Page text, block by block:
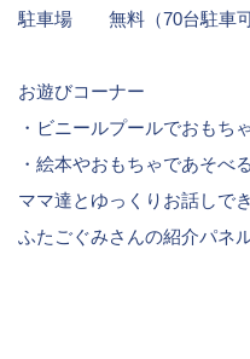
駐車場 無料（70台駐車可
お遊びコーナー
・ビニールプールでおもち
・絵本やおもちゃであそべ
ママ達とゆっくりお話しで
ふたごぐみさんの紹介パネ